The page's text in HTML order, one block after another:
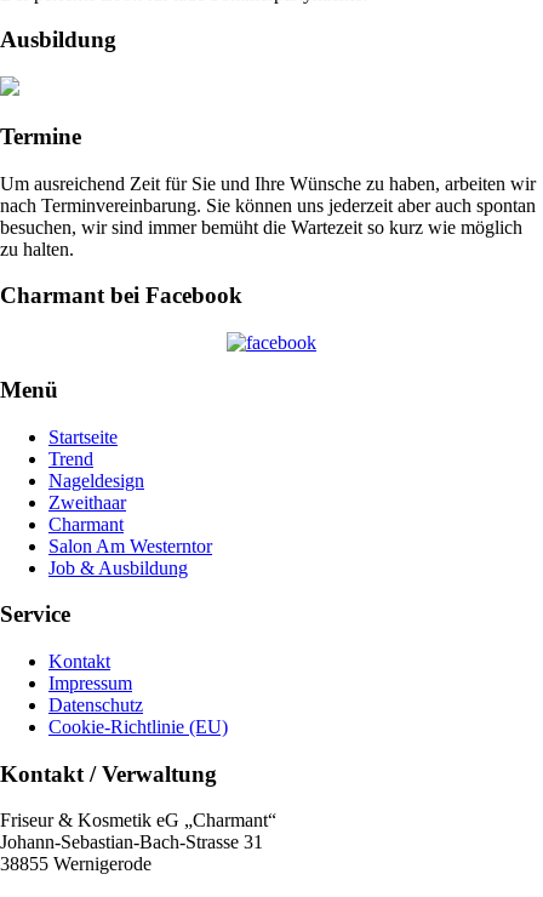
Ausbildung
Termine
Um ausreichend Zeit für Sie und Ihre Wünsche zu haben, arbeiten wir
nach Terminvereinbarung. Sie können uns jederzeit aber auch spontan
besuchen, wir sind immer bemüht die Wartezeit so kurz wie möglich
zu halten.
Charmant bei Facebook
Menü
Startseite
Trend
Nageldesign
Zweithaar
Charmant
Salon Am Westerntor
Job & Ausbildung
Service
Kontakt
Impressum
Datenschutz
Cookie-Richtlinie (EU)
Kontakt / Verwaltung
Friseur & Kosmetik eG „Charmant“
Johann-Sebastian-Bach-Strasse 31
38855 Wernigerode